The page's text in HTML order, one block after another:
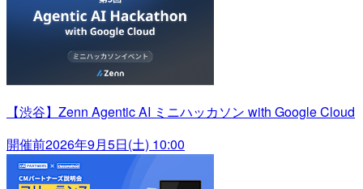
【渋谷】Zenn Agentic AI ミニハッカソン with Google Cloud
開催前2026年9月5日(土) 10:00